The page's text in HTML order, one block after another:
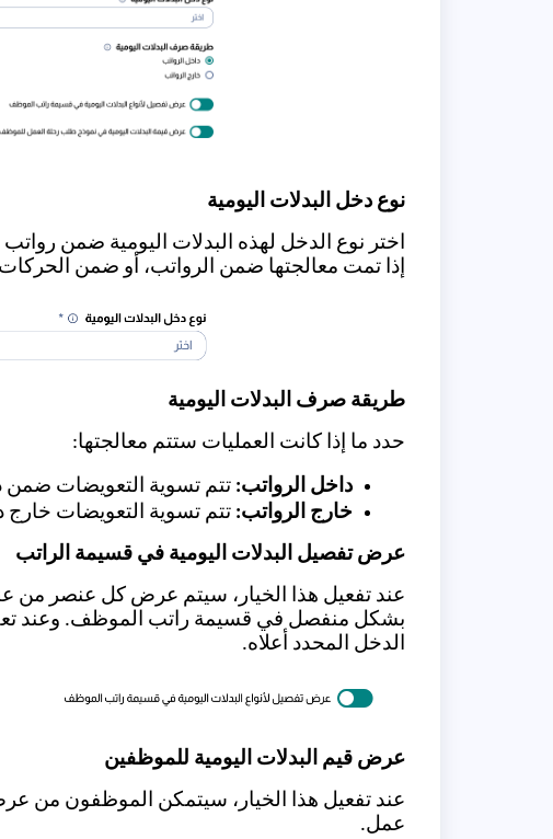
نوع دخل البدلات اليومية
اختر نوع الدخل لهذه البدلات اليومية ضمن
إذا تمت معالجتها ضمن الرواتب، أو ضمن
طريقة صرف البدلات اليومية
حدد ما إذا كانت العمليات ستتم معالجتها:
داخل الرواتب: تتم تسوية التعويضات ضمن
خارج الرواتب: تتم تسوية التعويضات خارج
عرض تفصيل البدلات اليومية في قسيمة الراتب
عند تفعيل هذا الخيار، سيتم عرض كل عنصر من
بشكل منفصل في قسيمة راتب الموظف. وعند
الدخل المحدد أعلاه.
عرض قيم البدلات اليومية للموظفين
عند تفعيل هذا الخيار، سيتمكن الموظفون من
عمل.